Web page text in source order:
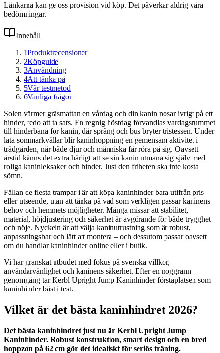
Länkarna kan ge oss provision vid köp. Det påverkar aldrig våra
bedömningar.
Innehåll
1Produktrecensioner
2Köpguide
3Användning
4Att tänka på
5Vår testmetod
6Vanliga frågor
Solen värmer gräsmattan en vårdag och din kanin nosar ivrigt på ett
hinder, redo att ta sats. En regnig höstdag förvandlas vardagsrummet
till hinderbana för kanin, där språng och bus bryter tristessen. Under
lata sommarkvällar blir kaninhoppning en gemensam aktivitet i
trädgården, när både djur och människa får röra på sig. Oavsett
årstid känns det extra härligt att se sin kanin utmana sig själv med
roliga kaninleksaker och hinder. Just den friheten ska inte kosta
sömn.
Fällan de flesta trampar i är att köpa kaninhinder bara utifrån pris
eller utseende, utan att tänka på vad som verkligen passar kaninens
behov och hemmets möjligheter. Många missar att stabilitet,
material, höjdjustering och säkerhet är avgörande för både trygghet
och nöje. Nyckeln är att välja kaninutrustning som är robust,
anpassningsbar och lätt att montera – och dessutom passar oavsett
om du handlar kaninhinder online eller i butik.
Vi har granskat utbudet med fokus på svenska villkor,
användarvänlighet och kaninens säkerhet. Efter en noggrann
genomgång tar Kerbl Upright Jump Kaninhinder förstaplatsen som
kaninhinder bäst i test.
Vilket är det bästa kaninhindret 2026?
Det bästa kaninhindret just nu är Kerbl Upright Jump
Kaninhinder. Robust konstruktion, smart design och en bred
hoppzon på 62 cm gör det idealiskt för seriös träning.